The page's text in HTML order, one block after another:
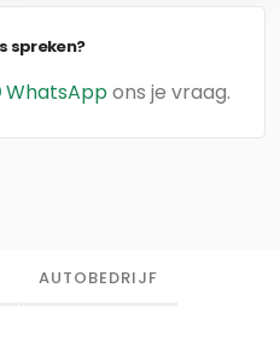
spreken?
WhatsAppons je vraag.
AUTOBEDRIJF